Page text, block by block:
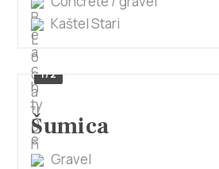
en
Kaštel Stari
1/2
Šumica
Gravel